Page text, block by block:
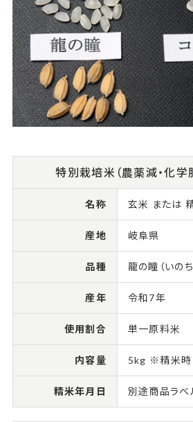
特別栽培米（農薬減・化学
名称 玄米 または
産地 岐阜県
品種 龍の瞳（いのち
産年 令和7年
使用割合 単一原料米
内容量 5kg ※精米時
精米年月日 別途商品ラベ